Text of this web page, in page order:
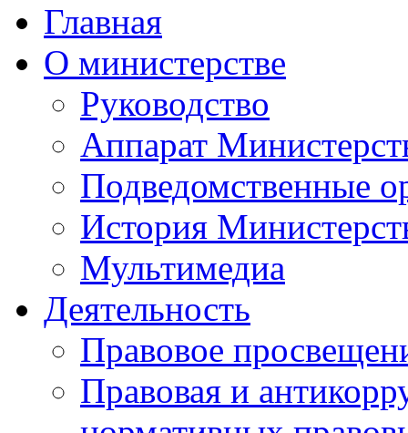
Главная
О министерстве
Руководство
Аппарат
Подведомственные
История
Мультимедиа
Деятельность
Правовое
Правовая и